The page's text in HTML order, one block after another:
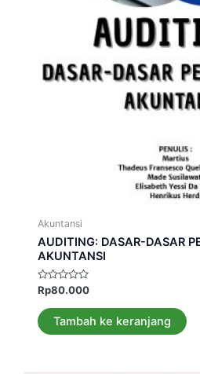
Akuntansi
AUDITING: DASAR-DASAR
AKUNTANSI
Dinilai
dari
5
Rp80.000
Tambah ke keranjang